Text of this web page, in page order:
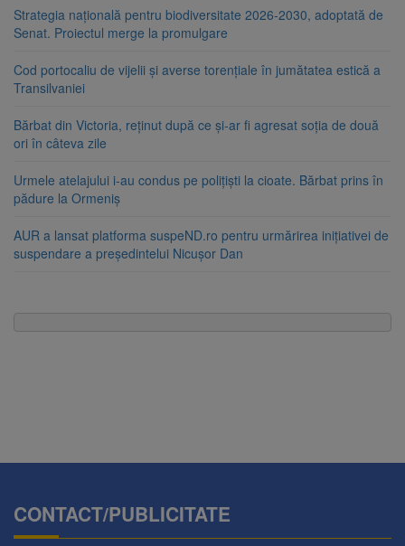
Strategia națională pentru biodiversitate 2026-2030, adoptată de
Senat. Proiectul merge la promulgare
Cod portocaliu de vijelii și averse torențiale în jumătatea estică a
Transilvaniei
Bărbat din Victoria, reținut după ce și-ar fi agresat soția de două
ori în câteva zile
Urmele atelajului i-au condus pe polițiști la cioate. Bărbat prins în
pădure la Ormeniș
AUR a lansat platforma suspeND.ro pentru urmărirea inițiativei de
suspendare a președintelui Nicușor Dan
CONTACT/PUBLICITATE